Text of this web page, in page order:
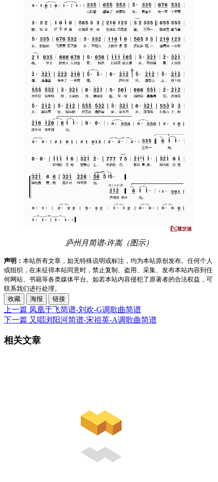
庐州月简谱-许嵩（图示）
声明： 本站所有文章，如无特殊说明或标注，均为本站原创发布。任何个人
或组织，在未征得本站同意时，禁止复制、盗用、采集、发布本站内容到任
何网站、书籍等各类媒体平台。如若本站内容侵犯了原著者的合法权益，可
联系我们进行处理。
收藏
海报 链接
上一篇 凤凰于飞简谱-刘欢-G调歌曲简谱
下一篇 又唱浏阳河简谱-宋祖英-A调歌曲简谱
相关文章